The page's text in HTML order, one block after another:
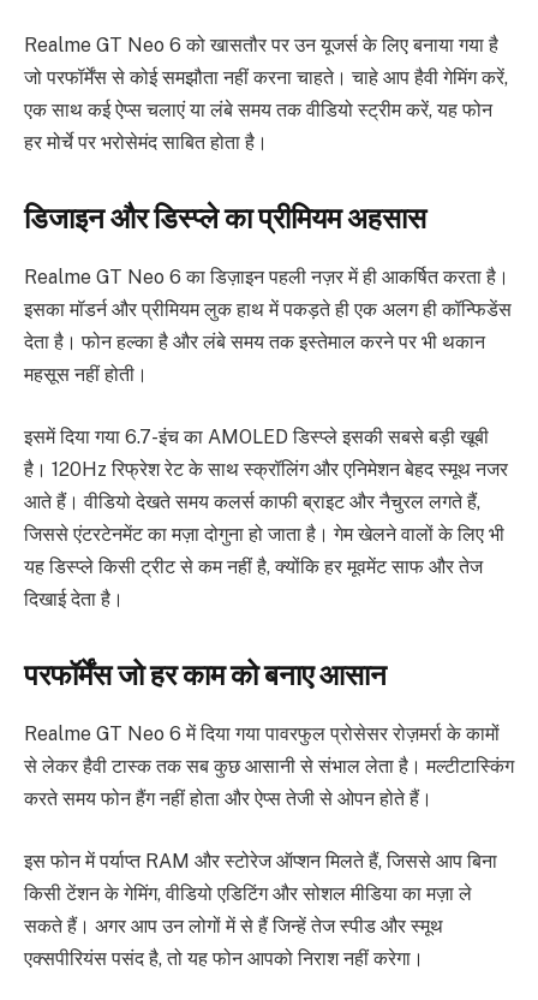
Realme GT Neo 6 को खासतौर पर उन यूजर्स के लिए बनाया गया है
जो परफॉर्मेंस से कोई समझौता नहीं करना चाहते। चाहे आप हैवी गेमिंग करें,
एक साथ कई ऐप्स चलाएं या लंबे समय तक वीडियो स्ट्रीम करें, यह फोन
हर मोर्चे पर भरोसेमंद साबित होता है।
डिजाइन और डिस्प्ले का प्रीमियम अहसास
Realme GT Neo 6 का डिज़ाइन पहली नज़र में ही आकर्षित करता है।
इसका मॉडर्न और प्रीमियम लुक हाथ में पकड़ते ही एक अलग ही कॉन्फिडेंस
देता है। फोन हल्का है और लंबे समय तक इस्तेमाल करने पर भी थकान
महसूस नहीं होती।
इसमें दिया गया 6.7-इंच का AMOLED डिस्प्ले इसकी सबसे बड़ी खूबी
है। 120Hz रिफ्रेश रेट के साथ स्क्रॉलिंग और एनिमेशन बेहद स्मूथ नजर
आते हैं। वीडियो देखते समय कलर्स काफी ब्राइट और नैचुरल लगते हैं,
जिससे एंटरटेनमेंट का मज़ा दोगुना हो जाता है। गेम खेलने वालों के लिए भी
यह डिस्प्ले किसी ट्रीट से कम नहीं है, क्योंकि हर मूवमेंट साफ और तेज
दिखाई देता है।
परफॉर्मेंस जो हर काम को बनाए आसान
Realme GT Neo 6 में दिया गया पावरफुल प्रोसेसर रोज़मर्रा के कामों
से लेकर हैवी टास्क तक सब कुछ आसानी से संभाल लेता है। मल्टीटास्किंग
करते समय फोन हैंग नहीं होता और ऐप्स तेजी से ओपन होते हैं।
इस फोन में पर्याप्त RAM और स्टोरेज ऑप्शन मिलते हैं, जिससे आप बिना
किसी टेंशन के गेमिंग, वीडियो एडिटिंग और सोशल मीडिया का मज़ा ले
सकते हैं। अगर आप उन लोगों में से हैं जिन्हें तेज स्पीड और स्मूथ
एक्सपीरियंस पसंद है, तो यह फोन आपको निराश नहीं करेगा।